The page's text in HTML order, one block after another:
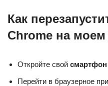
Как
Chrome на
Откройте свой смартфон
Перейти в браузерное